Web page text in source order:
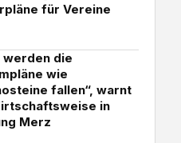
für Vereine
werden die
wie
fallen“, warnt
in
Merz